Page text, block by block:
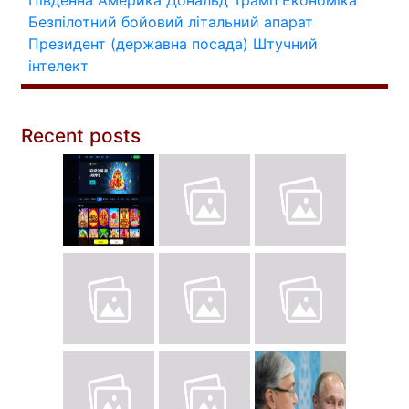
Безпілотний бойовий літальний апарат
Президент (державна посада) Штучний
інтелект
Recent posts